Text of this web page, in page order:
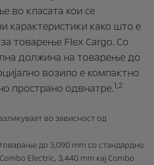
во класата кои се
карактеристики како што е
товарење Flex Cargo. Со
должина на товарење до
возило е компактно
пространо одвнатре.1,2
во зависност од
до 3,090 mm со стандардно
Electric, 3,440 mm кај Combo